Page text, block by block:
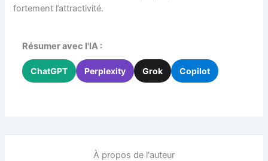
fortement l’attractivité.
Résumer avec l'IA :
ChatGPT Perplexity Grok Copilot
À propos de l'auteur